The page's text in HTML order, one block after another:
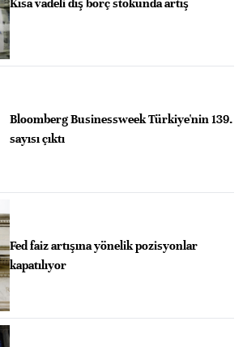
Bloomberg Businessweek Türkiye'nin 139.
sayısı çıktı
Fed faiz artışına yönelik pozisyonlar
kapatılıyor